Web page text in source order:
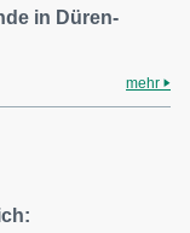
in Düren-
mehr